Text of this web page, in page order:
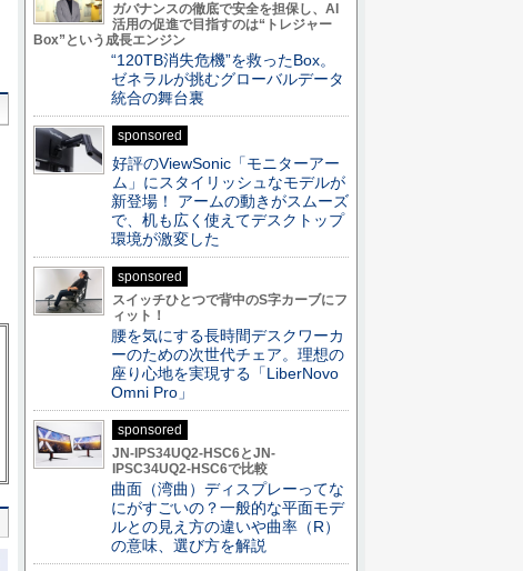
ガバナンスの徹底で安全を担保し、AI
活用の促進で目指すのは“トレジャー
Box”という成長エンジン
“120TB消失危機”を救ったBox。
ゼネラルが挑むグローバルデータ
統合の舞台裏
sponsored
好評のViewSonic「モニターアー
ム」にスタイリッシュなモデルが
新登場！ アームの動きがスムーズ
で、机も広く使えてデスクトップ
環境が激変した
sponsored
スイッチひとつで背中のS字カーブにフ
ィット！
腰を気にする長時間デスクワーカ
ーのための次世代チェア。理想の
座り心地を実現する「LiberNovo
Omni Pro」
sponsored
JN-IPS34UQ2-HSC6とJN-
IPSC34UQ2-HSC6で比較
曲面（湾曲）ディスプレーってな
にがすごいの？一般的な平面モデ
ルとの見え方の違いや曲率（R）
の意味、選び方を解説